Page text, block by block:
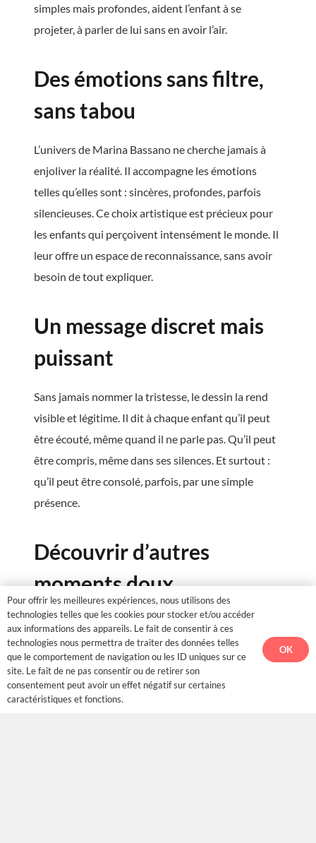
simples mais profondes, aident l’enfant à se
projeter, à parler de lui sans en avoir l’air.
Des émotions sans filtre,
sans tabou
L’univers de Marina Bassano ne cherche jamais à
enjoliver la réalité. Il accompagne les émotions
telles qu’elles sont : sincères, profondes, parfois
silencieuses. Ce choix artistique est précieux pour
les enfants qui perçoivent intensément le monde. Il
leur offre un espace de reconnaissance, sans avoir
besoin de tout expliquer.
Un message discret mais
puissant
Sans jamais nommer la tristesse, le dessin la rend
visible et légitime. Il dit à chaque enfant qu’il peut
être écouté, même quand il ne parle pas. Qu’il peut
être compris, même dans ses silences. Et surtout :
qu’il peut être consolé, parfois, par une simple
présence.
Découvrir d’autres
moments doux
L’illustration fait partie d’un univers plus vaste, où
Ecco accompagne les enfants dans toutes sortes
d’émotions et de découvertes.Découvrez les livres
sur Amazonet plongez dans ces aventures
poétiques, imaginées pour offrir des instants de
Pour offrir les meilleures expériences, nous utilisons des
technologies telles que les cookies pour stocker et/ou accéder
aux informations des appareils. Le fait de consentir à ces
technologies nous permettra de traiter des données telles
que le comportement de navigation ou les ID uniques sur ce
site. Le fait de ne pas consentir ou de retirer son
consentement peut avoir un effet négatif sur certaines
caractéristiques et fonctions.
OK